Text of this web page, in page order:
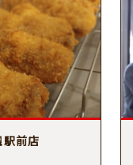
前店